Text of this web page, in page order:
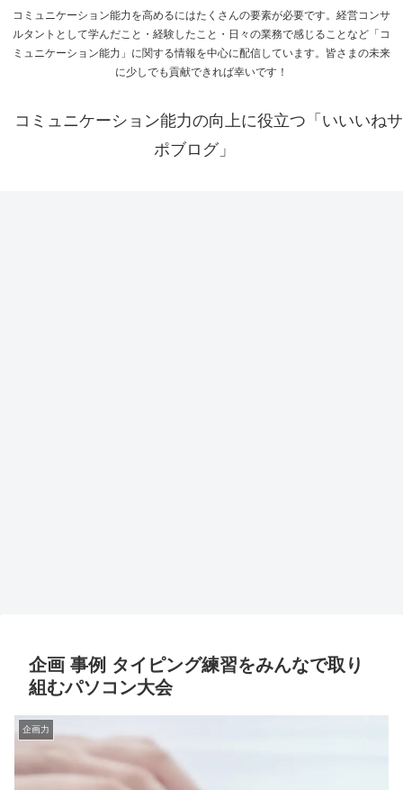
コミュニケーション能力を高めるにはたくさんの要素が必要です。経営コンサ
ルタントとして学んだこと・経験したこと・日々の業務で感じることなど「コ
ミュニケーション能力」に関する情報を中心に配信しています。皆さまの未来
に少しでも貢献できれば幸いです！
コミュニケーション能力の向上に役立つ「いいいねサ
ポブログ」
企画 事例 タイピング練習をみんなで取り
組むパソコン大会
企画力